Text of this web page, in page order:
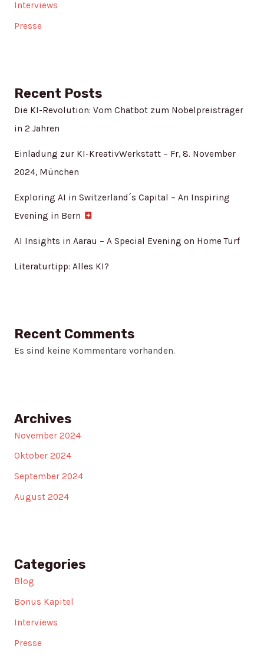
Interviews
Presse
Recent Posts
Die KI-Revolution: Vom Chatbot zum Nobelpreisträger
in 2 Jahren
Einladung zur KI-KreativWerkstatt – Fr, 8. November
2024, München
Exploring AI in Switzerland´s Capital – An Inspiring
Evening in Bern
AI Insights in Aarau – A Special Evening on Home Turf
Literaturtipp: Alles KI?
Recent Comments
Es sind keine Kommentare vorhanden.
Archives
November 2024
Oktober 2024
September 2024
August 2024
Categories
Blog
Bonus Kapitel
Interviews
Presse